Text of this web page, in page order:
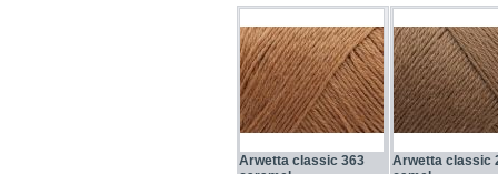
Arwetta classic 363
Arwetta classic